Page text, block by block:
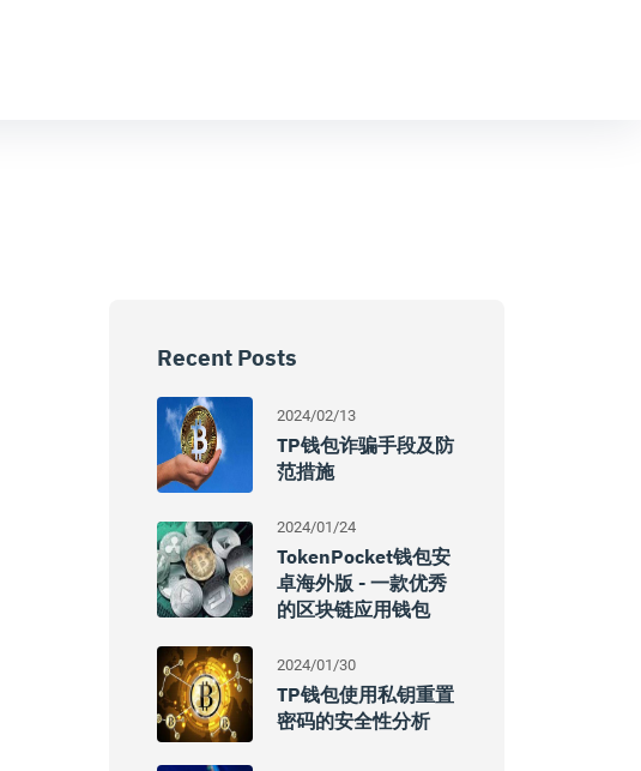
Recent Posts
2024/02/13
TP钱包诈骗手段及防
范措施
2024/01/24
TokenPocket钱包安
卓海外版 - 一款优秀
的区块链应用钱包
2024/01/30
TP钱包使用私钥重置
密码的安全性分析